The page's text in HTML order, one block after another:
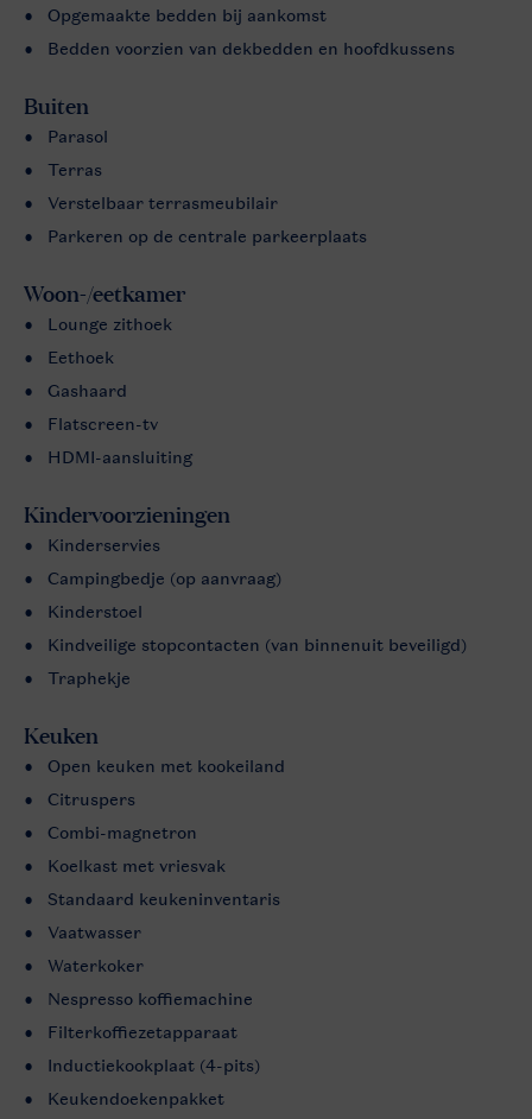
Opgemaakte bedden bij aankomst
Bedden voorzien van dekbedden en hoofdkussens
Buiten
Parasol
Terras
Verstelbaar terrasmeubilair
Parkeren op de centrale parkeerplaats
Woon-/eetkamer
Lounge zithoek
Eethoek
Gashaard
Flatscreen-tv
HDMI-aansluiting
Kindervoorzieningen
Kinderservies
Campingbedje (op aanvraag)
Kinderstoel
Kindveilige stopcontacten (van binnenuit beveiligd)
Traphekje
Keuken
Open keuken met kookeiland
Citruspers
Combi-magnetron
Koelkast met vriesvak
Standaard keukeninventaris
Vaatwasser
Waterkoker
Nespresso koffiemachine
Filterkoffiezetapparaat
Inductiekookplaat (4-pits)
Keukendoekenpakket